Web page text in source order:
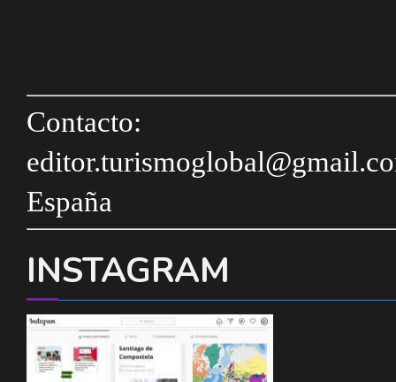
Contacto:
España
INSTAGRAM